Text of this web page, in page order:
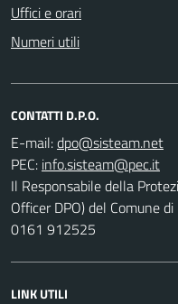
Uffici e orari
Numeri utili
CONTATTI D.P.O.
E-mail:
PEC:
Il Responsabile della
Officer DPO) del Comune
0161 912525
LINK UTILI